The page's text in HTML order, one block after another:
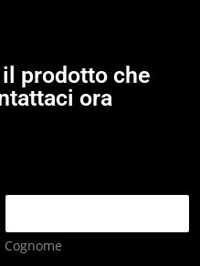
prodotto che
ora
Cognome